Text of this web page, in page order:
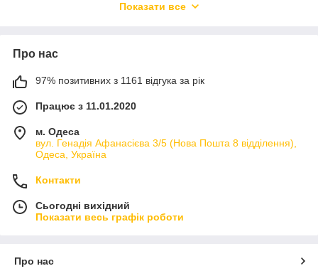
Кава зернова Brasil Santos — Кава зернова Бразилія Сантос
Кава зернова робуста В'єтнам
І багато інших цікавих позицій за найкращими цінами в
Україні
Показати все
Про нас
97% позитивних з 1161 відгука за рік
Працює з 11.01.2020
м. Одеса
вул. Генадія Афанасієва 3/5 (Нова Пошта 8 відділення),
Одеса, Україна
Контакти
Сьогодні вихідний
Показати весь графік роботи
Про нас